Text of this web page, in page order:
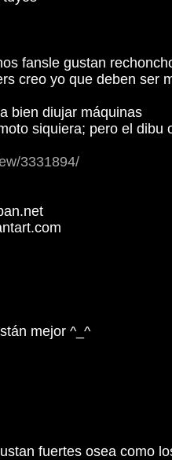
fansle gustan
creo yo que deben ser
bien diujar máquinas
siquiera; pero el dibu
3331894/
mejor ^_^
fuertes osea como